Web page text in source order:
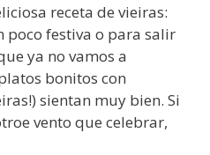
receta de vieiras:
festiva o para salir
ya no vamos a
bonitos con
sientan muy bien. Si
vento que celebrar,